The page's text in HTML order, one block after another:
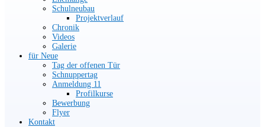
Schulneubau
Projektverlauf
Chronik
Videos
Galerie
für Neue
Tag der offenen Tür
Schnuppertag
Anmeldung 11
Profilkurse
Bewerbung
Flyer
Kontakt